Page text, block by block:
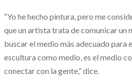
“Yo he hecho pintura, pero me
que un artista trata de comunicar un
buscar el medio más adecuado para
escultura como medio, es el medio
conectar con la gente,” dice.